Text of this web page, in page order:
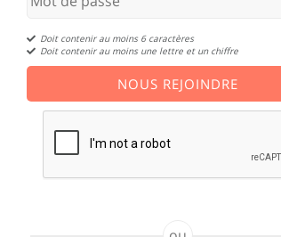
Doit contenir au moins 6 caractères
Doit contenir au moins une lettre et un chiffre
NOUS REJOINDRE